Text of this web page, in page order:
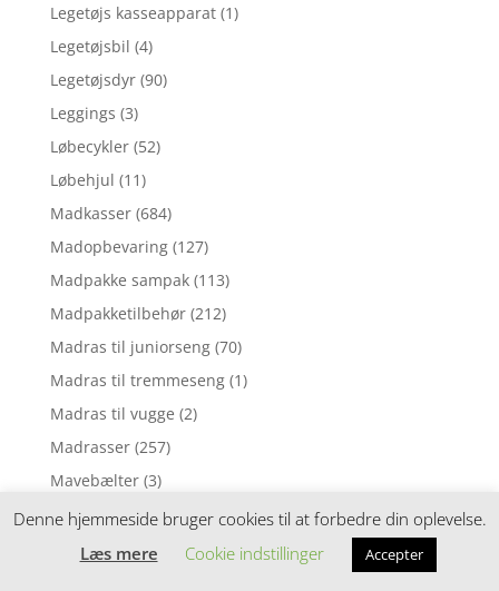
Legetøjs kasseapparat (1)
Legetøjsbil (4)
Legetøjsdyr (90)
Leggings (3)
Løbecykler (52)
Løbehjul (11)
Madkasser (684)
Madopbevaring (127)
Madpakke sampak (113)
Madpakketilbehør (212)
Madras til juniorseng (70)
Madras til tremmeseng (1)
Madras til vugge (2)
Madrasser (257)
Mavebælter (3)
Motorik legetøj (5)
Mørklægningsgardin (3)
Denne hjemmeside bruger cookies til at forbedre din oplevelse.
Læs mere
Cookie indstillinger Accepter